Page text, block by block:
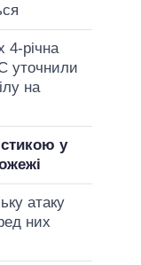
4-річна
уточнили
на
у
атаку
них